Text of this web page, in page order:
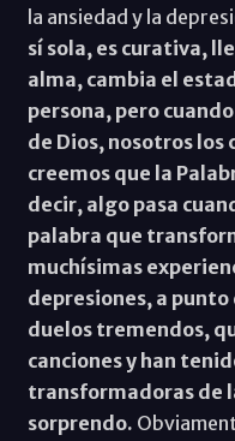
la ansiedad y la
sí sola, es curativa,
alma, cambia el
persona, pero
de Dios, nosotros los
creemos que la
decir, algo pasa
palabra que
muchísimas
depresiones, a
duelos tremendos,
canciones y han
transformadoras de
sorprendo.